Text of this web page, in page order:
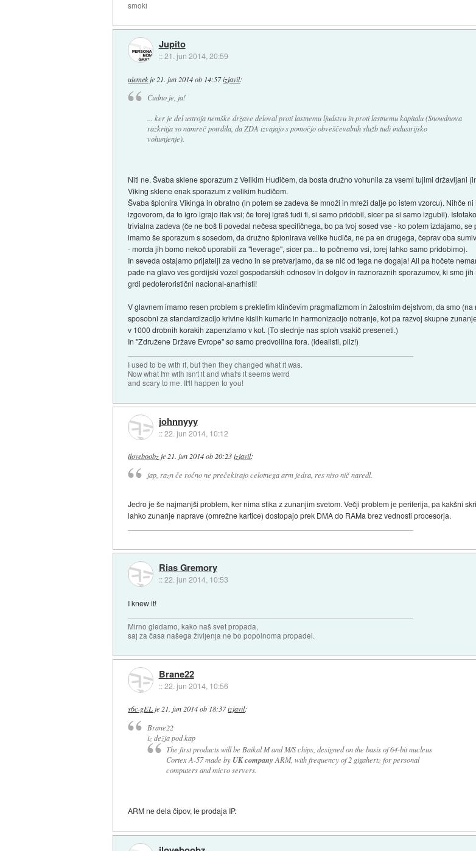
smoki
Jupito
::21. jun 2014, 20:59
ulemekje 21. jun 2014 ob 14:57izjavil:
Čudno je, ja!
... ker je del ustroja nemške države deloval proti lastnemu ljudstvu in proti lastnemu kapitalu (Snowdnova
razkritja so namreč potrdila, da ZDA izvajajo s pomočjo obveščevalnih služb tudi industrijsko
vohunjenje).
Niti ne. Švaba sklene sporazum z Velikim Hudičem, da bosta družno vohunila za vsemi tujimi državljani
Viking sklene enak sporazum z velikim hudičem.
Švaba špionira Vikinga in obratno (in potem se zadeva še množi in mreži dalje po istem vzorcu). Nihče
izgovorom, da to igro igrajo itak vsi; če torej igraš tudi ti, si samo pridobil, sicer pa si samo izgubil).
trivialna zadeva (če ne boš ti povedal nečesa specifičnega, bo pa tvoj sosed vse - ko potem izdajamo,
imamo še sporazum s sosedom, da družno špionirava velike hudiča, ne pa en drugega, čeprav oba
- morda jih bomo nekoč uporabili za "leverage", sicer pa... to počnemo vsi, torej lahko samo pridobimo).
In seveda ostajamo prijatelji za vedno in se pretvarjamo, da se nič od tega ne dogaja! Ali pa hočete
pade na glavo ves gordijski vozel gospodarskih odnosov in dolgov in raznoraznih sporazumov, ki smo
grdi pedoteroristični nacional-anarhisti!
V glavnem imamo resen problem s prekletim klinčevim pragmatizmom in žalostnim dejstvom, da smo
sposobni za standardizacijo krivine kislih kumaric in harmonizacijo notranje, kot pa razvoj skupne
v 1000 drobnih korakih zapenzlamo v kot. (To slednje nas sploh vsakič preseneti.)
In "Združene Države Evrope"sosamo predvolilna fora. (idealisti, pliz!)
I used to be with it, but then they changed what it was.
Now what I'm with isn't it and what's it seems weird
and scary to me. It'll happen to you!
johnnyyy
::22. jun 2014, 10:12
iloveboobzje21. jun 2014 ob 20:23 izjavil:
jap, razn če ročno ne prečekirajo celotnega arm jedra, res niso nič naredl.
Jedro je še najmanjši problem, ker nima stika z zunanjim svetom. Večji problem je periferija, pa kakšni
lahko zunanje naprave (omrežne kartice) dostopajo prek DMA do RAMa brez vednosti procesorja.
Rias Gremory
::22. jun 2014, 10:53
I knew it!
Mirno gledamo, kako naš svet propada,
saj za časa našega življenja ne bo popolnoma propadel.
Brane22
::22. jun 2014, 10:56
s6c-gELje21. jun 2014 ob 18:37izjavil:
Brane22
iz dežja pod kap
The first products will be Baikal M and M/S chips, designed on the basis of 64-bit nucleus
Cortex A-57 made by UK companyARM, with frequency of 2 gigahertz for personal
computers and micro servers.
ARM ne dela čipov, le prodaja IP.